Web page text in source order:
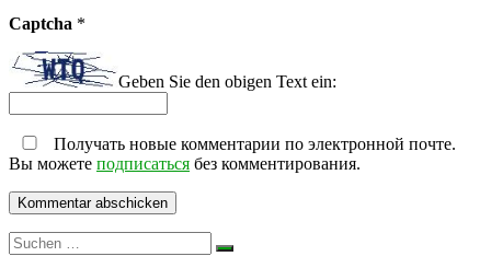
Captcha *
Geben Sie den obigen Text ein:
Получать новые комментарии по электронной почте.
Вы можете подписаться без комментирования.